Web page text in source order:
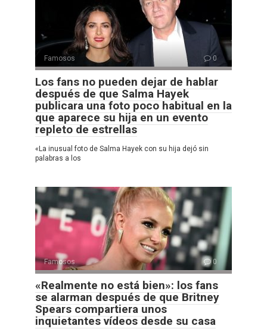
Famosos 0
Los fans no pueden dejar de hablar
después de que Salma Hayek
publicara una foto poco habitual en la
que aparece su hija en un evento
repleto de estrellas
«La inusual foto de Salma Hayek con su hija dejó sin
palabras a los
Famosos 0
«Realmente no está bien»: los fans
se alarman después de que Britney
Spears compartiera unos
inquietantes vídeos desde su casa